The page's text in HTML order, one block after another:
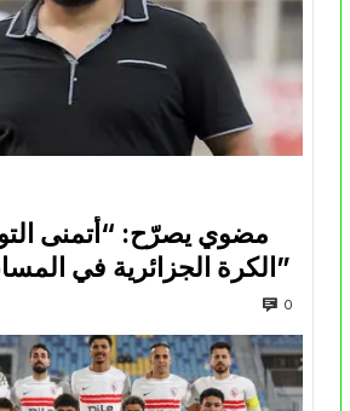
مضوي يصرّح: “أتمنى
الكرة الجزائرية في المسابقات القارية”
0